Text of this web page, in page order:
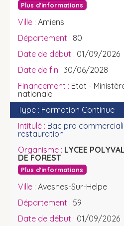
Plus d'informations
Amiens
80
01/09/2026
30/06/2028
Etat -
nationale
Formation Continue
Bac pro
restauration
LYCEE
DE FOREST
Plus d'informations
Avesnes-Sur-Helpe
59
01/09/2026